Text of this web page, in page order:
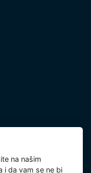
podataka
na našim
i da vam se ne bi